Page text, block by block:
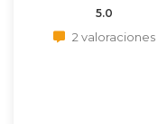
5.0
2 valoraciones